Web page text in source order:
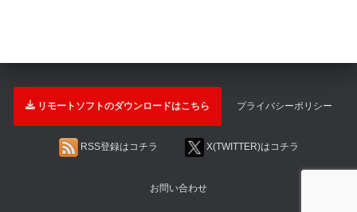
リモートソフトのダウンロードはこちら プライバシーポリシー
RSS登録はコチラ X(TWITTER)はコチラ
お問い合わせ